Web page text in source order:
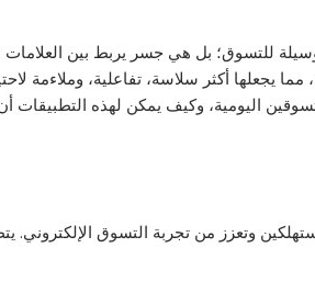
للتسوق؛ بل هي جسر يربط بين العلامات
أكثر سلاسة، تفاعلية، وملاءمة
اليومية، وكيف يمكن لهذه
وتعزز من تجربة التسوق الإلكتروني.